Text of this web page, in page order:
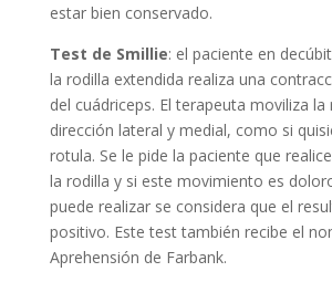
estar bien conservado.
Test de Smillie: el paciente en
la rodilla extendida realiza una
del cuádriceps. El terapeuta moviliza la
dirección lateral y medial, como si
rotula. Se le pide la paciente que
la rodilla y si este movimiento es
puede realizar se considera que el
positivo. Este test también recibe el
Aprehensión de Farbank.